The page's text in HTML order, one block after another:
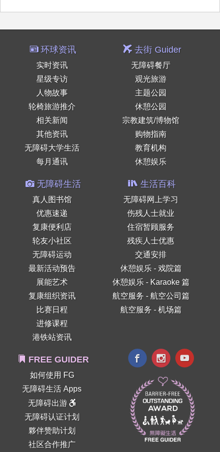
环球资讯
实时资讯
星级专访
人物故事
轮椅旅游推介
相关新闻
其他资讯
无障碍大学生活
每月通讯
去街 Guider
无障碍餐厅
观光旅游
主题公园
休憩公园
宗教建筑/博物馆
购物指南
教育机构
休憩娱乐
无障碍生活
真人图书馆
优惠速递
复康便利店
轮友小社区
无障碍运动
最新活动预告
展能艺术
复康组织资讯
比赛日程
进修课程
港铁站资讯
生活百科
无障碍网上学习
伤残人士就业
住宿暂顾服务
残疾人士优惠
交通安排
休憩娱乐 - 戏院篇
休憩娱乐 - Karaoke 篇
航空服务 - 航空公司篇
航空服务 - 机场篇
FREE GUIDER
如何使用 FG
无障碍生活 Apps
无障碍出游
无障碍认证计划
夥伴赞助计划
社区合作推广